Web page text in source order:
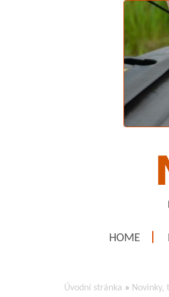
HOME
Úvodní stránka » Novinky,